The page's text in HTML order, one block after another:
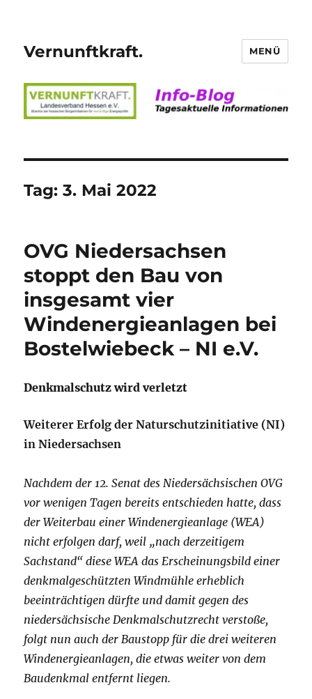
Vernunftkraft. MENÜ
Tag:3. Mai 2022
OVG Niedersachsen
stoppt den Bau von
insgesamt vier
Windenergieanlagen bei
Bostelwiebeck – NI e.V.
Denkmalschutz wird verletzt
Weiterer Erfolg der Naturschutzinitiative (NI)
in Niedersachsen
Nachdem der 12. Senat des Niedersächsischen OVG
vor wenigen Tagen bereits entschieden hatte, dass
der Weiterbau einer Windenergieanlage (WEA)
nicht erfolgen darf, weil „nach derzeitigem
Sachstand“ diese WEA das Erscheinungsbild einer
denkmalgeschützten Windmühle erheblich
beeinträchtigen dürfte und damit gegen des
niedersächsische Denkmalschutzrecht verstoße,
folgt nun auch der Baustopp für die drei weiteren
Windenergieanlagen, die etwas weiter von dem
Baudenkmal entfernt liegen.